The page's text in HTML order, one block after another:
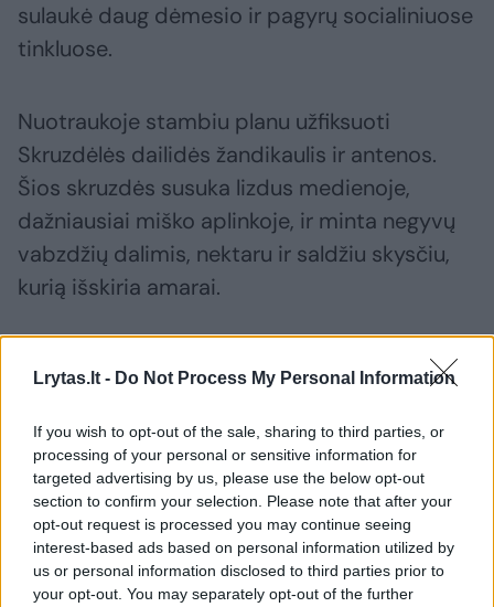
Lrytas.lt - Do Not Process My Personal Information
If you wish to opt-out of the sale, sharing to third parties, or
processing of your personal or sensitive information for
targeted advertising by us, please use the below opt-out
section to confirm your selection. Please note that after your
opt-out request is processed you may continue seeing
interest-based ads based on personal information utilized by
us or personal information disclosed to third parties prior to
your opt-out. You may separately opt-out of the further
sulaukė daug dėmesio ir pagyrų socialiniuose
tinkluose.
Nuotraukoje stambiu planu užfiksuoti
Skruzdėlės dailidės žandikaulis ir antenos.
Šios skruzdės susuka lizdus medienoje,
dažniausiai miško aplinkoje, ir minta negyvų
vabzdžių dalimis, nektaru ir saldžiu skysčiu,
kurią išskiria amarai.
Pasak „Washington Post“, skruzdės dalys,
kurios atrodo kaip švytinčios raudonos akys,
iš tikrųjų yra jos antenų apačia, o tai, kas
atrodo kaip geltoni dantukai, yra labai maži
plaukeliai, kuriais skruzdės jaučia aplinką.
Susiję straipsniai